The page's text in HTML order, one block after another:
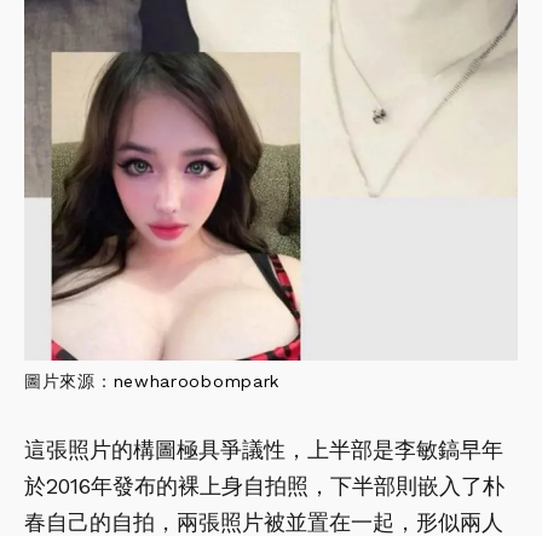
圖片來源： newharoobompark
這張照片的構圖極具爭議性，上半部是李敏鎬早年
於2016年發布的裸上身自拍照，下半部則嵌入了朴
春自己的自拍，兩張照片被並置在一起，形似兩人